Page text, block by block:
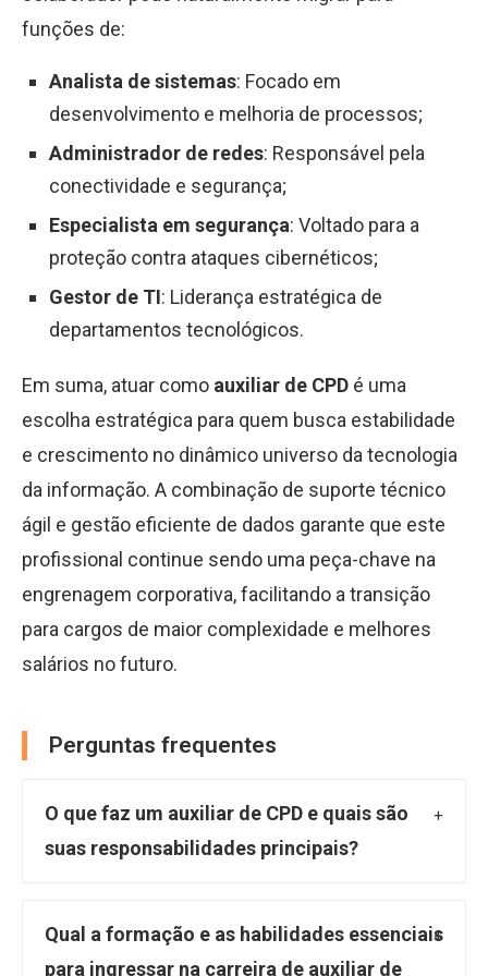
funções de:
Analista de sistemas: Focado em
desenvolvimento e melhoria de processos;
Administrador de redes: Responsável pela
conectividade e segurança;
Especialista em segurança: Voltado para a
proteção contra ataques cibernéticos;
Gestor de TI: Liderança estratégica de
departamentos tecnológicos.
Em suma, atuar como auxiliar de CPD é uma
escolha estratégica para quem busca estabilidade
e crescimento no dinâmico universo da tecnologia
da informação. A combinação de suporte técnico
ágil e gestão eficiente de dados garante que este
profissional continue sendo uma peça-chave na
engrenagem corporativa, facilitando a transição
para cargos de maior complexidade e melhores
salários no futuro.
Perguntas frequentes
O que faz um auxiliar de CPD e quais são
suas responsabilidades principais?
técnico em ambientes de TI, responsável por
Qual a formação e as habilidades essenciais
para ingressar na carreira de auxiliar de